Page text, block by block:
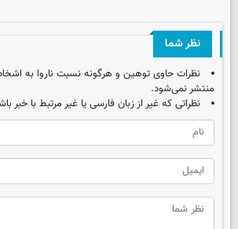
نظر شما
نظرات حاوی توهین و هرگونه نسبت ناروا به
منتشر نمی‌شود.
نظراتی که غیر از زبان فارسی یا غیر مرتبط با خبر